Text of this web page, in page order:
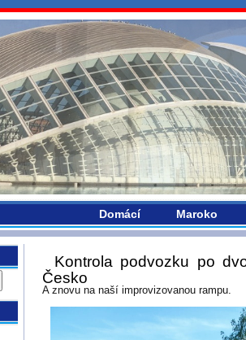
Domácí Maroko
Kontrola podvozku po
Česko
A znovu na naší improvizovanou rampu.